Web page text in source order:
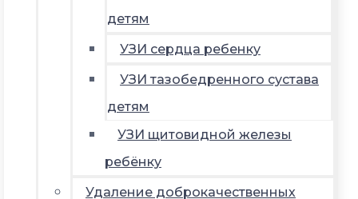
детям
УЗИ сердца ребенку
УЗИ тазобедренного сустава
детям
УЗИ щитовидной железы
ребёнку
Удаление доброкачественных